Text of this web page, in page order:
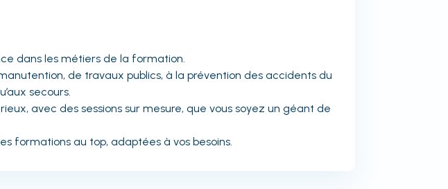
dans les métiers de la formation.
de travaux publics, à la prévention des accidents du
secours.
avec des sessions sur mesure, que vous soyez un géant de
formations au top, adaptées à vos besoins.